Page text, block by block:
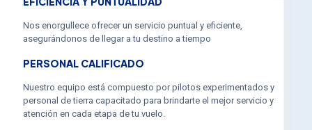
Nos enorgullece ofrecer un servicio puntual y eficiente,
asegurándonos de llegar a tu destino a tiempo
PERSONAL CALIFICADO
Nuestro equipo está compuesto por pilotos experimentados y
personal de tierra capacitado para brindarte el mejor servicio y
atención en cada etapa de tu vuelo.